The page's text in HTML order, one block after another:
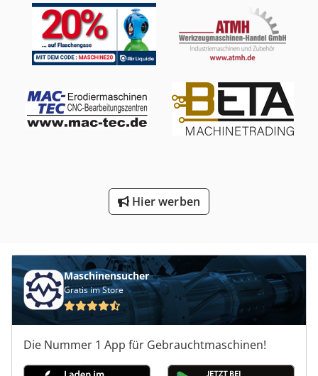
Hier werben
Maschinensucher
Gratis im Store
Die Nummer 1 App für Gebrauchtmaschinen!